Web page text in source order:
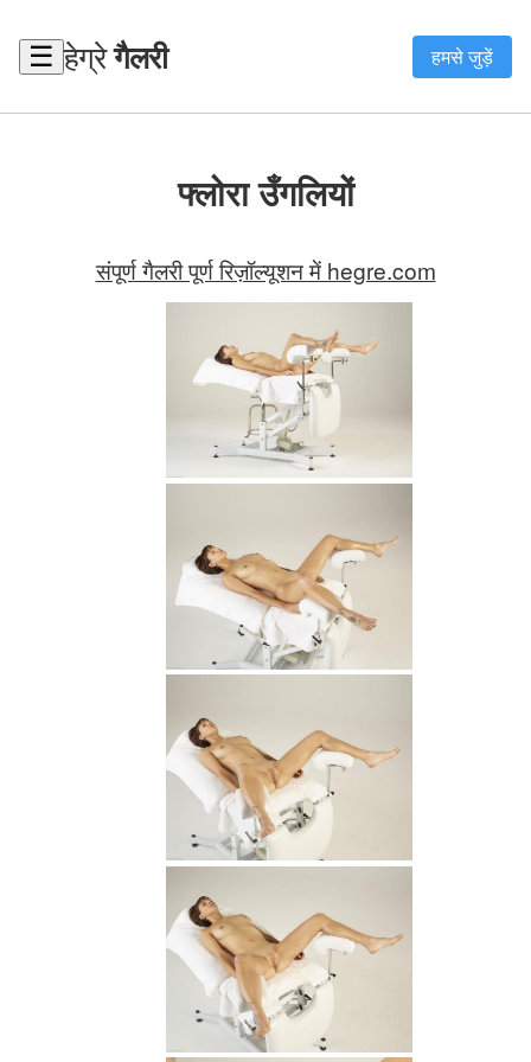
☰ हेग्रेगैलरी हमसे जुड़ें
फ्लोरा उँगलियों
संपूर्ण गैलरी पूर्ण रिज़ॉल्यूशन में hegre.com